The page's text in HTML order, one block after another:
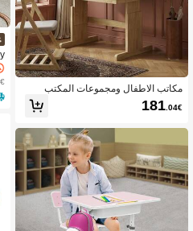
مكاتب الاطفال ومجموعات المكتب
181.04€